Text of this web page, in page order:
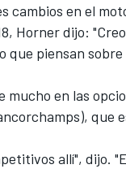
cambios en el
Horner dijo:
que piensan
en las
), que
allí", dijo.